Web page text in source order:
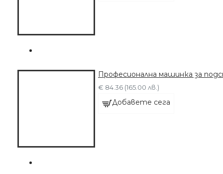
Професионална машинка за
€ 84.36 (165.00 лв.)
Добавете сега